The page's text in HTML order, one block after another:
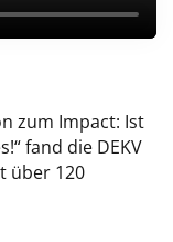
zum Impact: Ist
fand die DEKV
über 120